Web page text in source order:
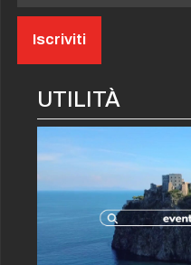
UTILITÀ